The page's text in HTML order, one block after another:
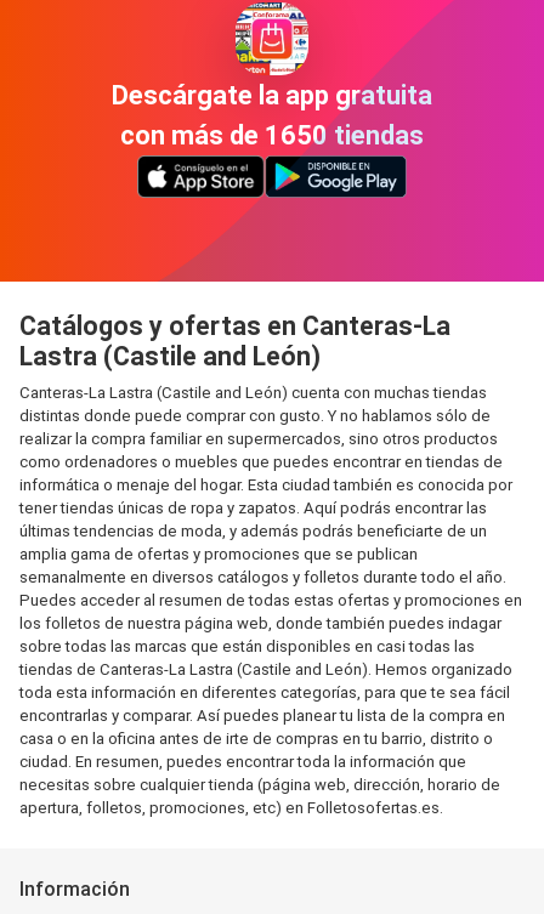
Descárgate la app gratuita
con más de 1650 tiendas
Catálogos y ofertas en Canteras-La
Lastra (Castile and León)
Canteras-La Lastra (Castile and León) cuenta con muchas tiendas
distintas donde puede comprar con gusto. Y no hablamos sólo de
realizar la compra familiar en supermercados, sino otros productos
como ordenadores o muebles que puedes encontrar en tiendas de
informática o menaje del hogar. Esta ciudad también es conocida por
tener tiendas únicas de ropa y zapatos. Aquí podrás encontrar las
últimas tendencias de moda, y además podrás beneficiarte de un
amplia gama de ofertas y promociones que se publican
semanalmente en diversos catálogos y folletos durante todo el año.
Puedes acceder al resumen de todas estas ofertas y promociones en
los folletos de nuestra página web, donde también puedes indagar
sobre todas las marcas que están disponibles en casi todas las
tiendas de Canteras-La Lastra (Castile and León). Hemos organizado
toda esta información en diferentes categorías, para que te sea fácil
encontrarlas y comparar. Así puedes planear tu lista de la compra en
casa o en la oficina antes de irte de compras en tu barrio, distrito o
ciudad. En resumen, puedes encontrar toda la información que
necesitas sobre cualquier tienda (página web, dirección, horario de
apertura, folletos, promociones, etc) en Folletosofertas.es.
Información